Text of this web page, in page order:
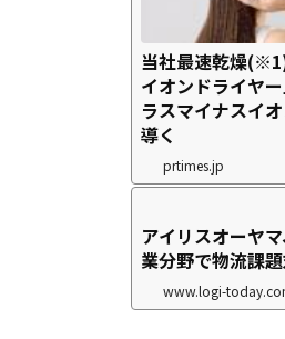
当社最速乾燥
イオンドライヤ
ラスマイナスイ
導く
prtimes.jp
アイリスオーヤ
業分野で物流課
www.logi-